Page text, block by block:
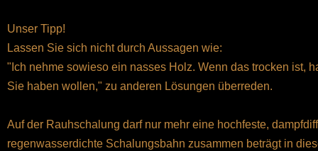
Unser Tipp!
Lassen Sie sich nicht durch Aussagen wie:
"Ich nehme sowieso ein nasses Holz. Wenn das trocken ist,
Sie haben wollen," zu anderen Lösungen überreden.
Auf der Rauhschalung darf nur mehr eine hochfeste,
regenwasserdichte Schalungsbahn zusammen beträgt in